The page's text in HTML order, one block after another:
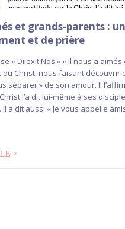
et grands-parents :
et de prière
« Dilexit Nos » « Il nous a aimés
du Christ, nous faisant découvrir
séparer » de son amour. Il
l’a dit lui-même à ses
a dit aussi « Je vous appelle
>